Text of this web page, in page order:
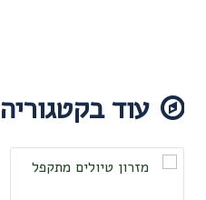
עוד בקטגוריה